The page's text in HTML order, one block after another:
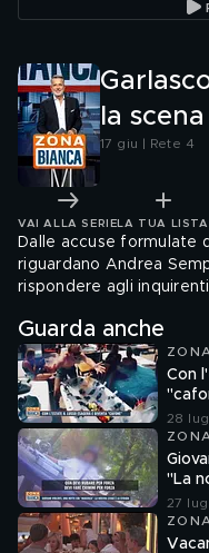
la
17 giu | Rete 4
VAI ALLA SERIE LA TUA LISTA
Dalle accuse formulate
riguardano Andrea
rispondere agli
Guarda anche
Con
28
"La
27